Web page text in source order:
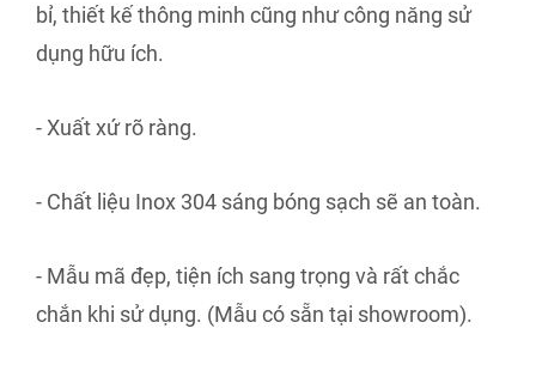
bỉ, thiết kế thông minh cũng như công năng sử
dụng hữu ích.
- Xuất xứ rõ ràng.
- Chất liệu Inox 304 sáng bóng sạch sẽ an toàn.
- Mẫu mã đẹp, tiện ích sang trọng và rất chắc
chắn khi sử dụng. (Mẫu có sẵn tại showroom).